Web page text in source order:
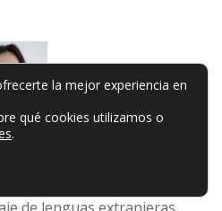
de ilab.academy, un blog
la mejor experiencia en
qué cookies utilizamos o
.